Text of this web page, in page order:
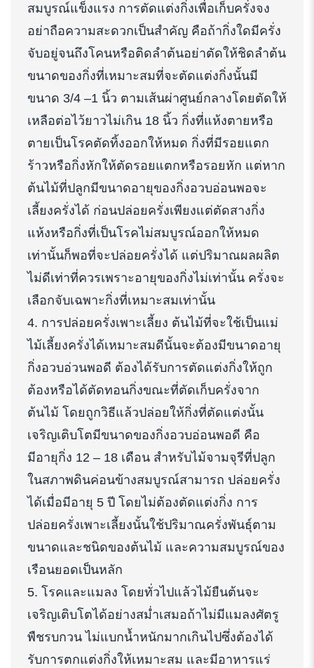
สมบูรณ์แข็งแรง การตัดแต่งกิ่งเพื่อเก็บครั่งจง
อย่าถือความสะดวกเป็นสำคัญ คือถ้ากิ่งใดมีครั่ง
จับอยู่จนถึงโคนหรือติดลำต้นอย่าตัดให้ชิดลำต้น
ขนาดของกิ่งที่เหมาะสมที่จะตัดแต่งกิ่งนั้นมี
ขนาด 3/4 –1 นิ้ว ตามเส้นผ่าศูนย์กลางโดยตัดให้
เหลือต่อไว้ยาวไม่เกิน 18 นิ้ว กิ่งที่แห้งตายหรือ
ตายเป็นโรคตัดทิ้งออกให้หมด กิ่งที่มีรอยแตก
ร้าวหรือกิ่งหักให้ตัดรอยแตกหรือรอยหัก แต่หาก
ต้นไม้ที่ปลูกมีขนาดอายุของกิ่งอวบอ่อนพอจะ
เลี้ยงครั่งได้ ก่อนปล่อยครั่งเพียงแต่ตัดสางกิ่ง
แห้งหรือกิ่งที่เป็นโรคไม่สมบูรณ์ออกให้หมด
เท่านั้นก็พอที่จะปล่อยครั่งได้ แต่ปริมาณผลผลิต
ไม่ดีเท่าที่ควรเพราะอายุของกิ่งไม่เท่านั้น ครั่งจะ
เลือกจับเฉพาะกิ่งที่เหมาะสมเท่านั้น
4. การปล่อยครั่งเพาะเลี้ยง ต้นไม้ที่จะใช้เป็นแม่
ไม้เลี้ยงครั่งได้เหมาะสมดีนั้นจะต้องมีขนาดอายุ
กิ่งอวบอ่วนพอดี ต้องได้รับการตัดแต่งกิ่งให้ถูก
ต้องหรือได้ตัดทอนกิ่งขณะที่ตัดเก็บครั่งจาก
ต้นไม้ โดยถูกวิธีแล้วปล่อยให้กิ่งที่ตัดแต่งนั้น
เจริญเติบโตมีขนาดของกิ่งอวบอ่อนพอดี คือ
มีอายุกิ่ง 12 – 18 เดือน สำหรับไม้จามจุรีที่ปลูก
ในสภาพดินค่อนข้างสมบูรณ์สามารถ ปล่อยครั่ง
ได้เมื่อมีอายุ 5 ปี โดยไม่ต้องตัดแต่งกิ่ง การ
ปล่อยครั่งเพาะเลี้ยงนั้นใช้ปริมาณครั่งพันธุ์ตาม
ขนาดและชนิดของต้นไม้ และความสมบูรณ์ของ
เรือนยอดเป็นหลัก
5. โรคและแมลง โดยทั่วไปแล้วไม้ยืนต้นจะ
เจริญเติบโตได้อย่างสม่ำเสมอถ้าไม่มีแมลงศัตรู
พืชรบกวน ไม่แบกน้ำหนักมากเกินไปซึ่งต้องได้
รับการตกแต่งกิ่งให้เหมาะสม และมีอาหารแร่